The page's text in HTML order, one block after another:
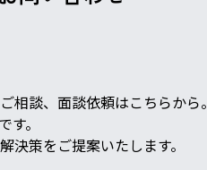
相談、面談依頼はこちらから。
。
決策をご提案いたします。